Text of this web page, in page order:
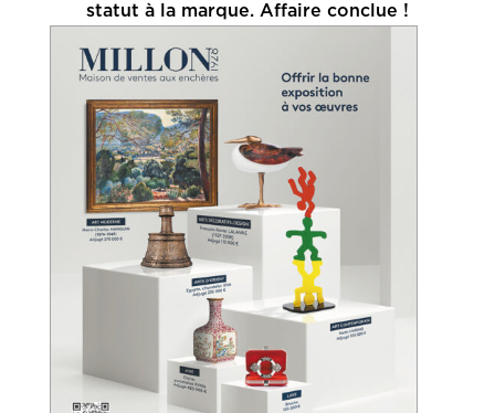
statut à la marque. Affaire conclue !